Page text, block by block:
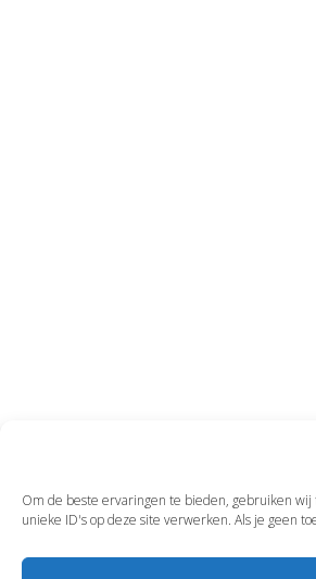
Om de beste ervaringen te bieden, gebruiken wij
unieke ID's op deze site verwerken. Als je geen